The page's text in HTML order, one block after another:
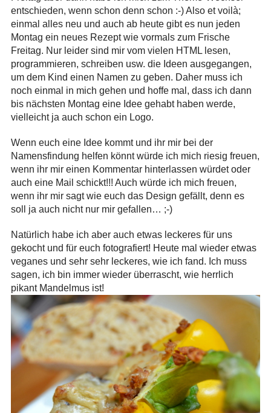
entschieden, wenn schon denn schon :-) Also et voilà;
einmal alles neu und auch ab heute gibt es nun jeden
Montag ein neues Rezept wie vormals zum Frische
Freitag. Nur leider sind mir vom vielen HTML lesen,
programmieren, schreiben usw. die Ideen ausgegangen,
um dem Kind einen Namen zu geben. Daher muss ich
noch einmal in mich gehen und hoffe mal, dass ich dann
bis nächsten Montag eine Idee gehabt haben werde,
vielleicht ja auch schon ein Logo.
Wenn euch eine Idee kommt und ihr mir bei der
Namensfindung helfen könnt würde ich mich riesig freuen,
wenn ihr mir einen Kommentar hinterlassen würdet oder
auch eine Mail schickt!!! Auch würde ich mich freuen,
wenn ihr mir sagt wie euch das Design gefällt, denn es
soll ja auch nicht nur mir gefallen… ;-)
Natürlich habe ich aber auch etwas leckeres für uns
gekocht und für euch fotografiert! Heute mal wieder etwas
veganes und sehr sehr leckeres, wie ich fand. Ich muss
sagen, ich bin immer wieder überrascht, wie herrlich
pikant Mandelmus ist!